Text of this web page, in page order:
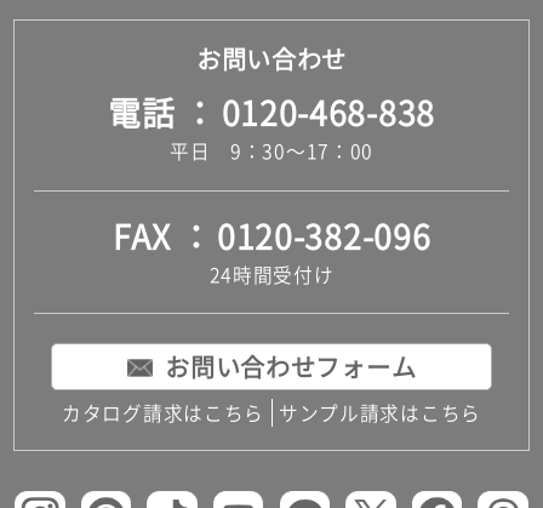
お問い合わせ
電話 0120-468-838
平日 9：30～17：00
FAX 0120-382-096
24時間受付け
お問い合わせフォーム
カタログ請求はこちら サンプル請求はこちら